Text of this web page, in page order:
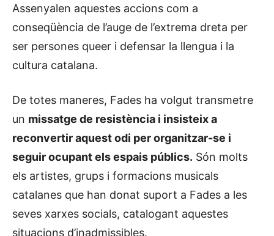
Assenyalen aquestes accions com a
conseqüència de l’auge de l’extrema dreta per
ser persones queer i defensar la llengua i la
cultura catalana.
De totes maneres, Fades ha volgut transmetre
un missatge de resistència i insisteix a
reconvertir aquest odi per organitzar-se i
seguir ocupant els espais públics. Són molts
els artistes, grups i formacions musicals
catalanes que han donat suport a Fades a les
seves xarxes socials, catalogant aquestes
situacions d’inadmissibles.